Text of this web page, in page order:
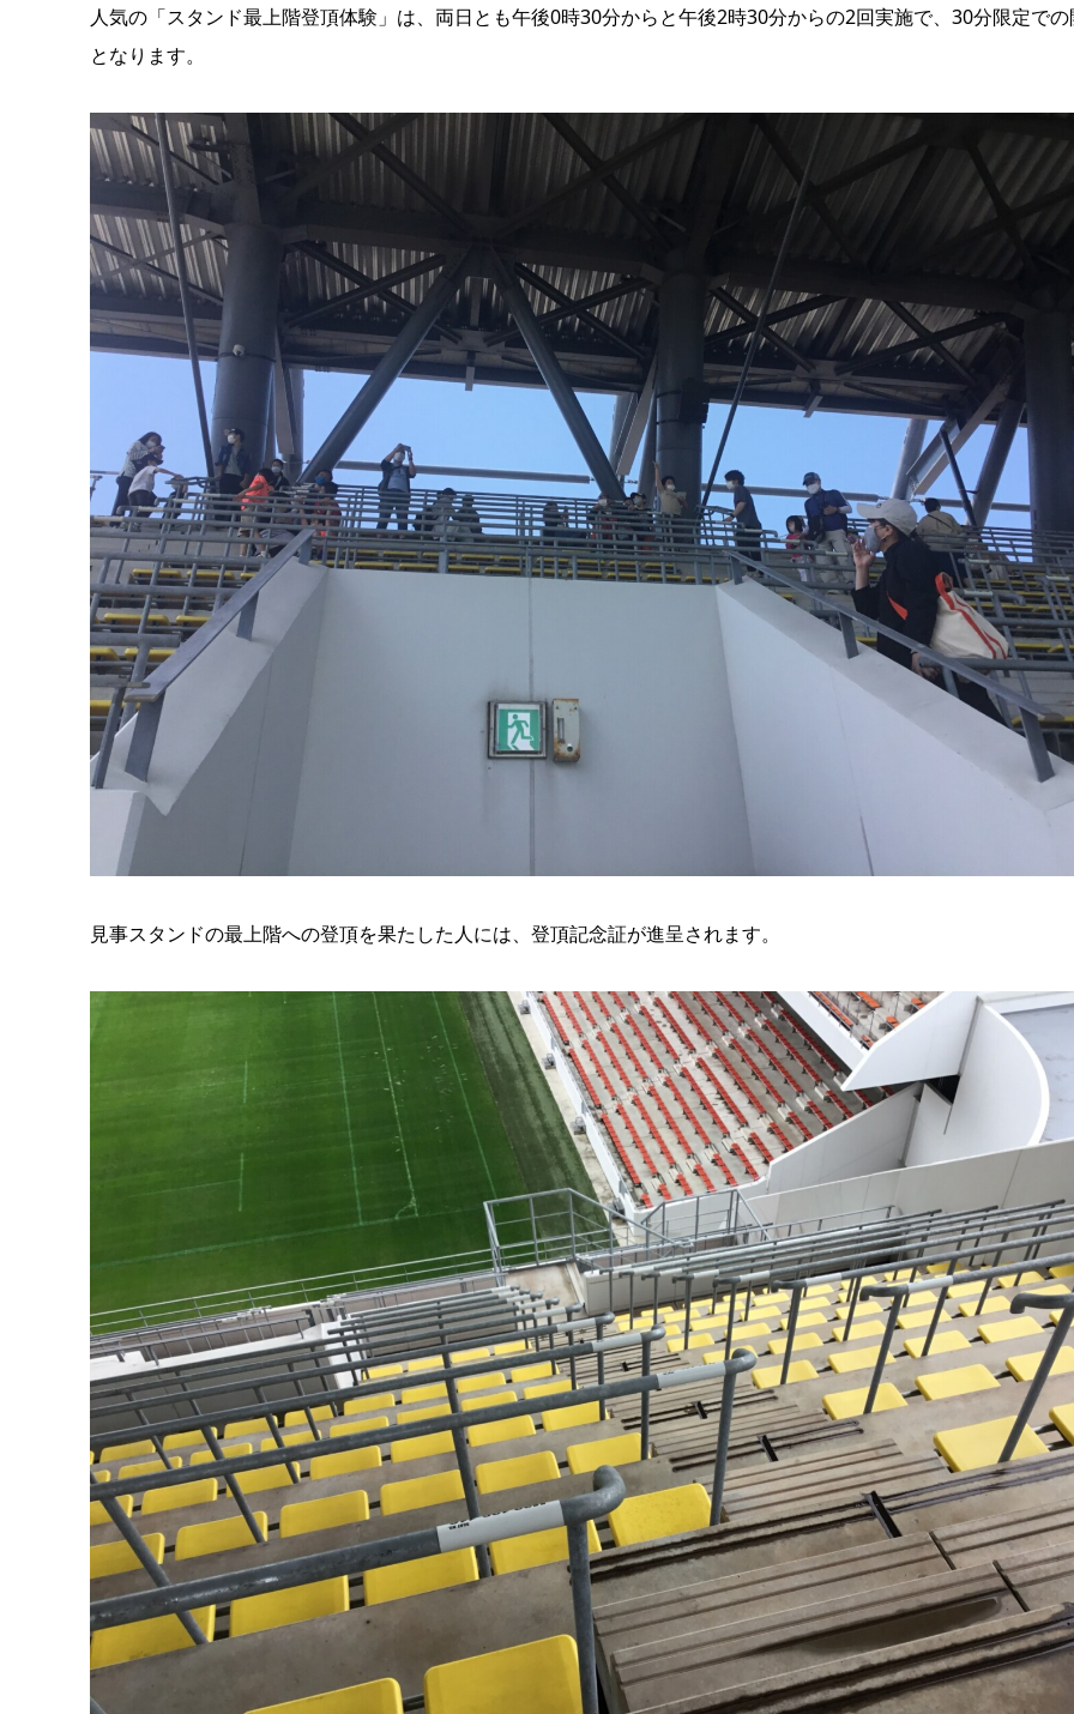
人気の「スタンド最上階登頂体験」は、両日とも午後0時30分からと午後2時30分からの2回実施で、30分限定での
となります。
見事スタンドの最上階への登頂を果たした人には、登頂記念証が進呈されます。